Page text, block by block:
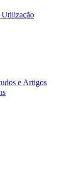
e Artigos